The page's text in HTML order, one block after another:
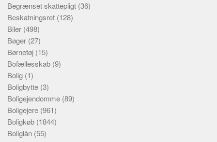
Begrænset skattepligt (36)
Beskatningsret (128)
Biler (498)
Bøger (27)
Børnetøj (15)
Bofællesskab (9)
Bolig (1)
Boligbytte (3)
Boligejendomme (89)
Boligejere (961)
Boligkøb (1844)
Boliglån (55)